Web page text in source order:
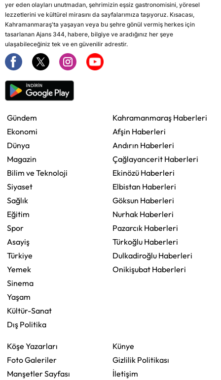
yer eden olayları unutmadan, şehrimizin eşsiz gastronomisini, yöresel
lezzetlerini ve kültürel mirasını da sayfalarımıza taşıyoruz. Kısacası,
Kahramanmaraş'ta yaşayan veya bu şehre gönül vermiş herkes için
tasarlanan Ajans 344, habere, bilgiye ve aradığınız her şeye
ulaşabileceğiniz tek ve en güvenilir adrestir.
Gündem
Ekonomi
Dünya
Magazin
Bilim ve Teknoloji
Siyaset
Sağlık
Eğitim
Spor
Asayiş
Türkiye
Yemek
Sinema
Yaşam
Kültür-Sanat
Dış Politika
Kahramanmaraş Haberleri
Afşin Haberleri
Andırın Haberleri
Çağlayancerit Haberleri
Ekinözü Haberleri
Elbistan Haberleri
Göksun Haberleri
Nurhak Haberleri
Pazarcık Haberleri
Türkoğlu Haberleri
Dulkadiroğlu Haberleri
Onikişubat Haberleri
Köşe Yazarları
Foto Galeriler
Manşetler Sayfası
Künye
Gizlilik Politikası
İletişim